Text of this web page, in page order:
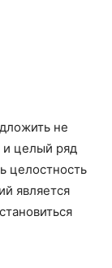
не
и целый ряд
целостность
является